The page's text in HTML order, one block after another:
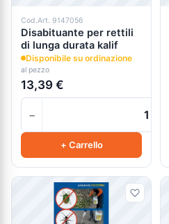
Cod.Art. 9147056
Disabituante per rettili
di lunga durata kalif
Disponibile su ordinazione
al pezzo
13,39 €
−
+ Carrello